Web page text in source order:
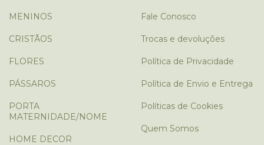
MENINOS
CRISTÃOS
FLORES
PÁSSAROS
PORTA
MATERNIDADE/NOME
HOME DECOR
Fale Conosco
Trocas e devoluções
Política de Privacidade
Política de Envio e Entrega
Políticas de Cookies
Quem Somos